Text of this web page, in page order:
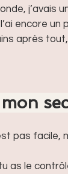
j’avais
encore un
après
pas facile,
as le